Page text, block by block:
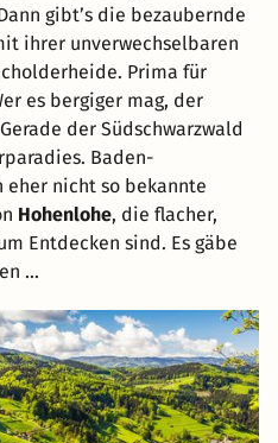
gibt’s die bezaubernde
ihrer unverwechselbaren
Prima für
es bergiger mag, der
der Südschwarzwald
Baden-
nicht so bekannte
Hohenlohe, die flacher,
Entdecken sind. Es gäbe
...